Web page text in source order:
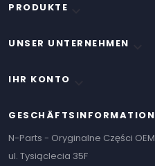
PRODUKTE
UNSER UNTERNEHMEN
IHR KONTO
GESCHÄFTSINFORMATION
N-Parts - Oryginalne Części OEM
ul. Tysiąclecia 35F